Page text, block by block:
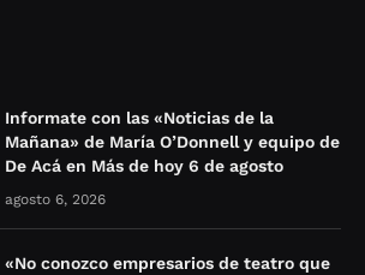
Informate con las «Noticias de la
Mañana» de María O’Donnell y equipo de
De Acá en Más de hoy 6 de agosto
agosto 6, 2026
«No conozco empresarios de teatro que